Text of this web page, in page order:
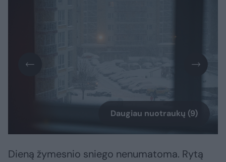
Daugiau nuotraukų (9)
Dieną žymesnio sniego nenumatoma. Rytą